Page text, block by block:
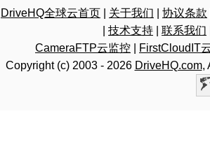
DriveHQ全球云首页 关于我们 协议条款
技术支持 联系我们
CameraFTP云监控
FirstCloudIT
Copyright (c) 2003 - 2026 DriveHQ.com,